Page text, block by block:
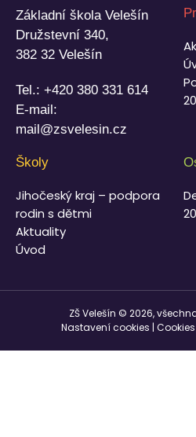
Základní škola Velešín
Družstevní 340,
382 32 Velešín
Tel.: +420 380 331 614
E-mail:
mail@zsvelesin.cz
Školy
Jihočeský kraj – podpora
rodin s dětmi
Aktuality
Úvod
ZŠ Velešín © 2026,
Nastavení cookies